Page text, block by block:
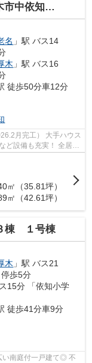
戸建 42.61坪
名 」駅 バス14
木 」駅 バス16
徒歩50分車12分
月完工） 大手ハウス
ど設備も充実！ 全居室
㎡（35.81坪）
㎡（42.61坪）
棟 １号棟
木 」駅 バス21
歩5分
15分 「依知小学
徒歩41分車9分
い南庭付一戸建て◎ 不